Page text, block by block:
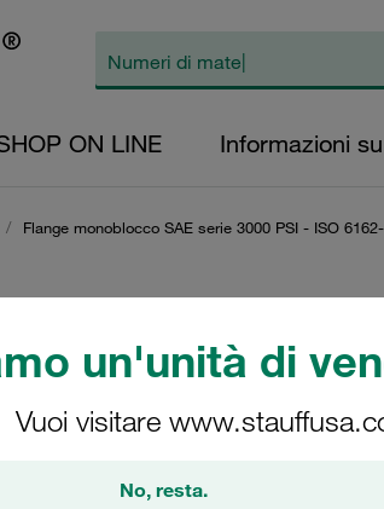
un'unità di
Vuoi visitare
No, resta.
ON LINE Informazioni
/ Flange monoblocco SAE serie 3000 PSI - ISO
versioni nella serie a pressione
2") e DN 127 (5"). Per pressioni